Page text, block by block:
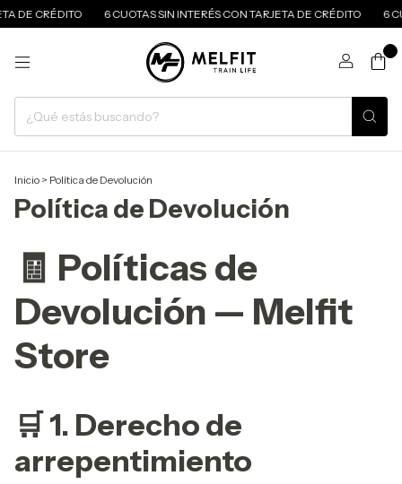
6 CUOTAS SIN INTERÉS CON TARJETA DE CRÉDITO 6
Inicio > Política de Devolución
Política de Devolución
🧾 Políticas de
Devolución — Melfit
Store
🛒 1. Derecho de
arrepentimiento